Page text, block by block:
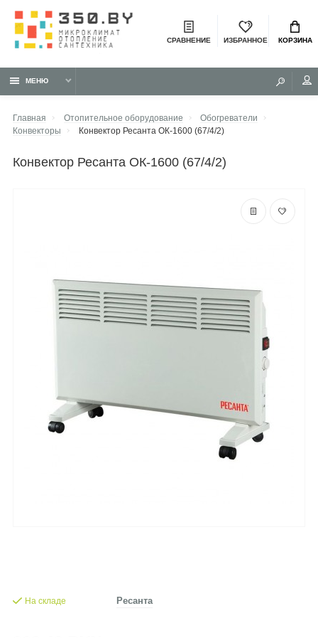
СРАВНЕНИЕ ИЗБРАННОЕ КОРЗИНА
МЕНЮ
Главная Отопительное оборудование
Обогреватели
Конвекторы
Конвектор Ресанта ОК-1600 (67/4/2)
конвектор Ресанта ОК-1600 (67/4/2)
На складе Ресанта